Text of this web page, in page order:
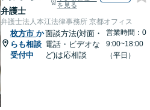
弁護士
を見る
弁護士法人本江法律事務所 京都オフィス
枚方市 か
らも相談
受付中
面談方法(対面・
電話・ビデオな
ど)は応相談
営業時間：0
9:00~18:00
（平日）